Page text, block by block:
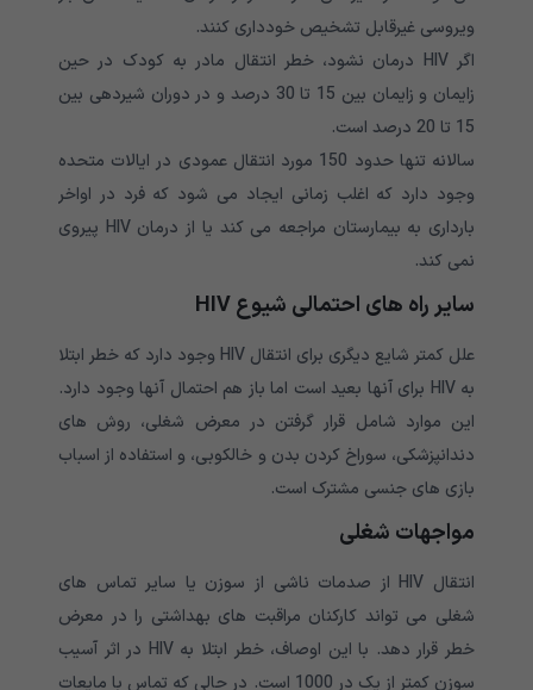
ویروسی غیرقابل تشخیص خودداری کنند.
اگر HIV درمان نشود، خطر انتقال مادر به کودک در حین
زایمان و زایمان بین 15 تا 30 درصد و در دوران شیردهی بین
15 تا 20 درصد است.
سالانه تنها حدود 150 مورد انتقال عمودی در ایالات متحده
وجود دارد که اغلب زمانی ایجاد می شود که فرد در اواخر
بارداری به بیمارستان مراجعه می کند یا از درمان HIV پیروی
نمی کند.
سایر راه های احتمالی شیوع HIV
علل کمتر شایع دیگری برای انتقال HIV وجود دارد که خطر ابتلا
به HIV برای آنها بعید است اما باز هم احتمال آنها وجود دارد.
این موارد شامل قرار گرفتن در معرض شغلی، روش های
دندانپزشکی، سوراخ کردن بدن و خالکوبی، و استفاده از اسباب
بازی های جنسی مشترک است.
مواجهات شغلی
انتقال HIV از صدمات ناشی از سوزن یا سایر تماس های
شغلی می تواند کارکنان مراقبت های بهداشتی را در معرض
خطر قرار دهد. با این اوصاف، خطر ابتلا به HIV در اثر آسیب
سوزن کمتر از یک در 1000 است. در حالی که تماس با مایعات